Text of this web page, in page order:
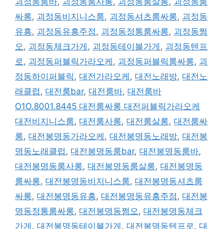
싸롱, 괴정동비지니스룸, 괴정동셔츠룸싸롱, 괴정동
유흥, 괴정동유흥주점, 괴정동정통룸싸롱, 괴정동쩜
오, 괴정동체크가게 , 괴정동테이블가게 , 괴정동텐프
로, 괴정동퍼블릭가라오케 , 괴정동퍼블릭룸싸롱, 괴
정동하이퍼블릭, 대전가라오케 , 대전노래방, 대전노
래클럽, 대전룸bar, 대전룸바, 대전룸바
O1O.8001.8445 대전룸싸롱 대전퍼블릭가라오케
대전비지니스룸, 대전룸사롱, 대전룸살롱, 대전룸싸
롱, 대전봉명동가라오케 , 대전봉명동노래방, 대전봉
명동노래클럽, 대전봉명동룸bar, 대전봉명동룸바,
대전봉명동룸사롱, 대전봉명동룸살롱, 대전봉명동
룸싸롱, 대전봉명동비지니스룸, 대전봉명동셔츠룸
싸롱, 대전봉명동유흥, 대전봉명동유흥주점, 대전봉
명동정통룸싸롱, 대전봉명동쩜오, 대전봉명동체크
가게 , 대전봉명동테이블가게 , 대전봉명동텐프로, 대